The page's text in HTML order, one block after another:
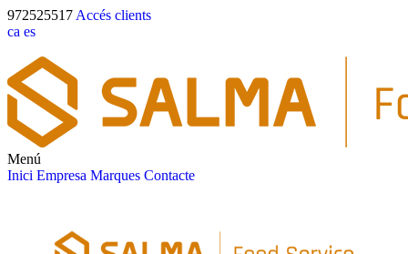
972525517 Accés clients
ca es
Menú
Inici Empresa Marques Contacte